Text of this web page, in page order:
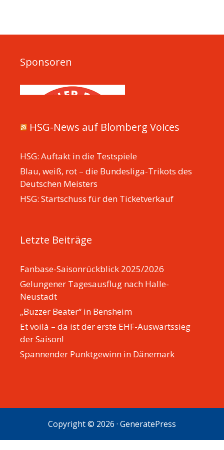
Sponsoren
HSG-News auf Blomberg Voices
HSG: Auftakt in die Testspiele
Blau, weiß, rot – die Bundesliga-Trikots des
Deutschen Meisters
HSG: Startschuss für den Ticketverkauf
Letzte Beiträge
Fanbase-Saisonrückblick 2025/2026
Gelungener Tagesausflug nach Halle-
Neustadt
„Buzzer Beater“ in Bensheim
Et voilà – da ist der erste EHF-Auswärtssieg
der Saison!
Spannender Punktgewinn in Dänemark
Copyright © 2026 · GeneratePress